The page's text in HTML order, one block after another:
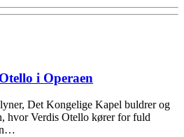
i Operaen
Det Kongelige Kapel buldrer og
hvor Verdis Otello kører for fuld